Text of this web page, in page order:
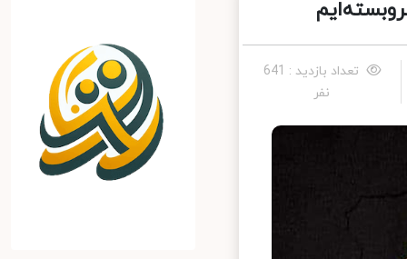
تعداد بازدید : 641
نفر